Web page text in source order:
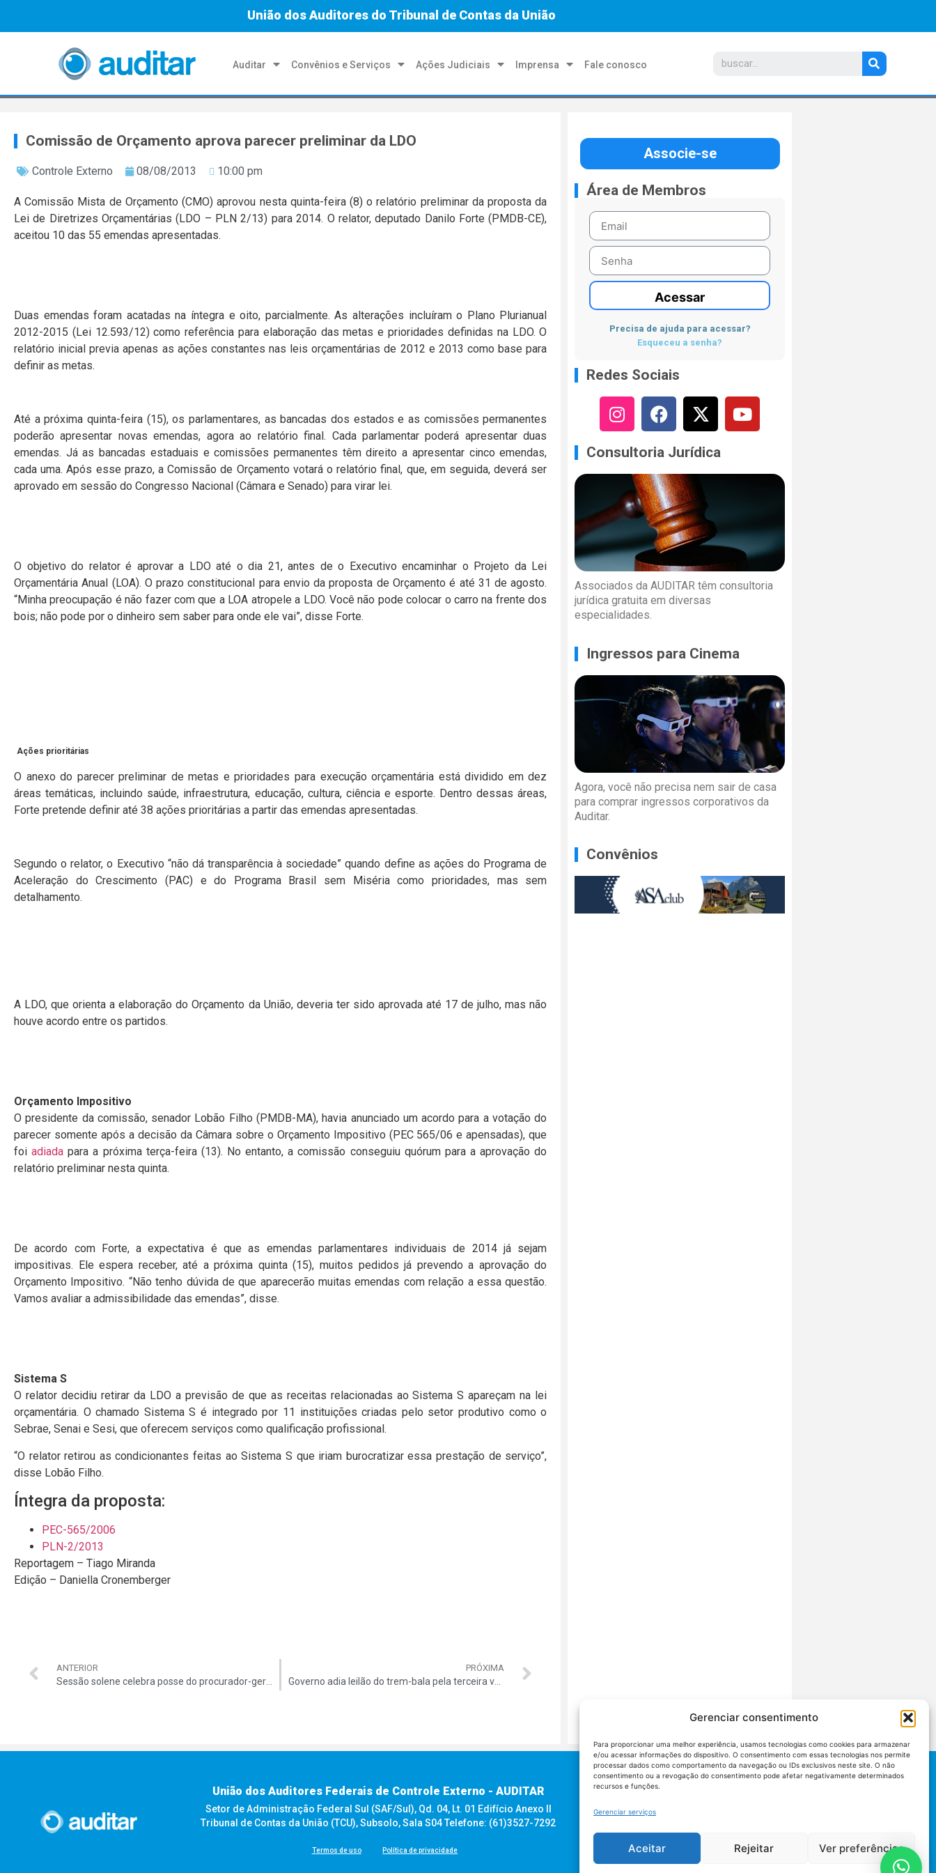
Gerenciar consentimento
Para proporcionar uma melhor experiência, usamos tecnologias como cookies para armazenar
e/ou acessar informações do dispositivo. O consentimento com essas tecnologias nos permite
processar dados como comportamento da navegação ou IDs exclusivos neste site. O não
consentimento ou a revogação do consentimento pode afetar negativamente determinados
recursos e funções.
Gerenciar serviços
Aceitar Rejeitar Ver preferências
União dos Auditores do Tribunal de Contas da União
Auditar Convênios e Serviços Ações Judiciais Imprensa Fale conosco
Comissão de Orçamento aprova parecer preliminar da LDO
Controle Externo 08/08/2013 10:00 pm
A Comissão Mista de Orçamento (CMO) aprovou nesta quinta-feira (8) o relatório preliminar da proposta da
Lei de Diretrizes Orçamentárias (LDO – PLN 2/13) para 2014. O relator, deputado Danilo Forte (PMDB-CE),
aceitou 10 das 55 emendas apresentadas.
Duas emendas foram acatadas na íntegra e oito, parcialmente. As alterações incluíram o Plano Plurianual
2012-2015 (Lei 12.593/12) como referência para elaboração das metas e prioridades definidas na LDO. O
relatório inicial previa apenas as ações constantes nas leis orçamentárias de 2012 e 2013 como base para
definir as metas.
Até a próxima quinta-feira (15), os parlamentares, as bancadas dos estados e as comissões permanentes
poderão apresentar novas emendas, agora ao relatório final. Cada parlamentar poderá apresentar duas
emendas. Já as bancadas estaduais e comissões permanentes têm direito a apresentar cinco emendas,
cada uma. Após esse prazo, a Comissão de Orçamento votará o relatório final, que, em seguida, deverá ser
aprovado em sessão do Congresso Nacional (Câmara e Senado) para virar lei.
O objetivo do relator é aprovar a LDO até o dia 21, antes de o Executivo encaminhar o Projeto da Lei
Orçamentária Anual (LOA). O prazo constitucional para envio da proposta de Orçamento é até 31 de agosto.
“Minha preocupação é não fazer com que a LOA atropele a LDO. Você não pode colocar o carro na frente dos
bois; não pode por o dinheiro sem saber para onde ele vai”, disse Forte.
Ações prioritárias
O anexo do parecer preliminar de metas e prioridades para execução orçamentária está dividido em dez
áreas temáticas, incluindo saúde, infraestrutura, educação, cultura, ciência e esporte. Dentro dessas áreas,
Forte pretende definir até 38 ações prioritárias a partir das emendas apresentadas.
Segundo o relator, o Executivo “não dá transparência à sociedade” quando define as ações do Programa de
Aceleração do Crescimento (PAC) e do Programa Brasil sem Miséria como prioridades, mas sem
detalhamento.
A LDO, que orienta a elaboração do Orçamento da União, deveria ter sido aprovada até 17 de julho, mas não
houve acordo entre os partidos.
Orçamento Impositivo
O presidente da comissão, senador Lobão Filho (PMDB-MA), havia anunciado um acordo para a votação do
parecer somente após a decisão da Câmara sobre o Orçamento Impositivo (PEC 565/06 eapensadas), que
foiadiada para a próxima terça-feira (13). No entanto, a comissão conseguiu quórum para a aprovação do
relatório preliminar nesta quinta.
De acordo com Forte, a expectativa é que as emendas parlamentares individuais de 2014 já sejam
impositivas. Ele espera receber, até a próxima quinta (15), muitos pedidos já prevendo a aprovação do
Orçamento Impositivo. “Não tenho dúvida de que aparecerão muitas emendas com relação a essa questão.
Vamos avaliar a admissibilidade das emendas”, disse.
Sistema S
O relator decidiu retirar da LDO a previsão de que as receitas relacionadas ao Sistema S apareçam na lei
orçamentária. O chamado Sistema S é integrado por 11 instituições criadas pelo setor produtivo como o
Sebrae, Senai e Sesi, que oferecem serviços como qualificação profissional.
“O relator retirou as condicionantes feitas ao Sistema S que iriam burocratizar essa prestação de serviço”,
disse Lobão Filho.
Íntegra da proposta:
PEC-565/2006
PLN-2/2013
Reportagem – Tiago Miranda
Edição – Daniella Cronemberger
ANTERIOR PRÓXIMA
Associe-se
Área de Membros
Acessar
Precisa de ajuda para acessar?
Esqueceu a senha?
Redes Sociais
Consultoria Jurídica
Associados da AUDITAR têm consultoria
jurídica gratuita em diversas
especialidades.
Ingressos para Cinema
Agora, você não precisa nem sair de casa
para comprar ingressos corporativos da
Auditar.
Convênios
União dos Auditores Federais de Controle Externo - AUDITAR
Setor de Administração Federal Sul (SAF/Sul), Qd. 04, Lt. 01 Edifício Anexo II
Tribunal de Contas da União (TCU), Subsolo, Sala S04 Telefone: (61)3527-7292
Termos de uso Política de privacidade